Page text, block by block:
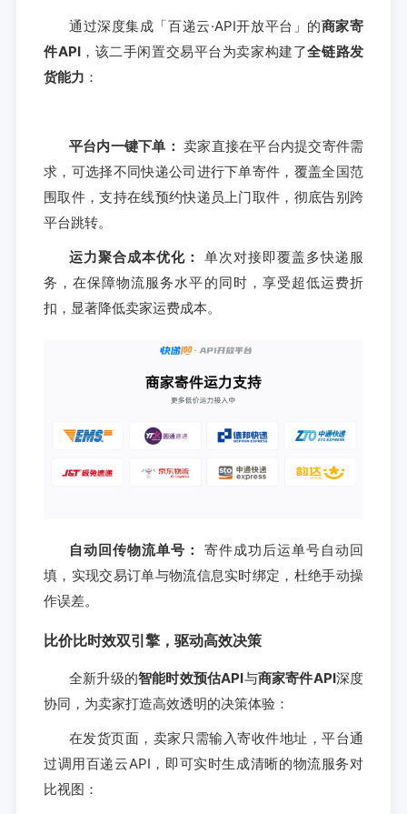
通过深度集成「百递云·API开放平台」的商家寄
件API，该二手闲置交易平台为卖家构建了全链路发
货能力 ：
平台内一键下单： 卖家直接在平台内提交寄件需
求，可选择不同快递公司进行下单寄件，覆盖全国范
围取件，支持在线预约快递员上门取件，彻底告别跨
平台跳转。
运力聚合成本优化：
单次对接即覆盖多快递服
务，在保障物流服务水平的同时，享受超低运费折
扣，显著降低卖家运费成本。
自动回传物流单号：
寄件成功后运单号自动回
填，实现交易订单与物流信息实时绑定，杜绝手动操
作误差。
比价比时效双引擎，驱动高效决策
全新升级的智能时效预估API与商家寄件API深度
协同，为卖家打造高效透明的决策体验：
在发货页面，卖家只需输入寄收件地址，平台通
过调用百递云API，即可实时生成清晰的物流服务对
比视图：